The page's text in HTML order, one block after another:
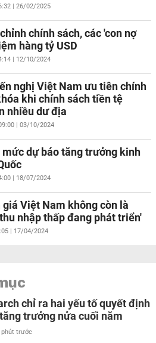
| 26/02/2025
chính sách, các 'con nợ
hàng tỷ USD
| 12/10/2024
nghị Việt Nam ưu tiên chính
khi chính sách tiền tệ
nhiều dư địa
| 03/10/2024
mức dự báo tăng trưởng kinh
| 18/07/2024
giá Việt Nam không còn là
nhập thấp đang phát triển'
| 17/04/2024
chỉ ra hai yếu tố quyết định
trưởng nửa cuối năm
phút trước